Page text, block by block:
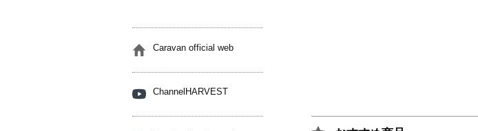
Caravan official web
ChannelHARVEST